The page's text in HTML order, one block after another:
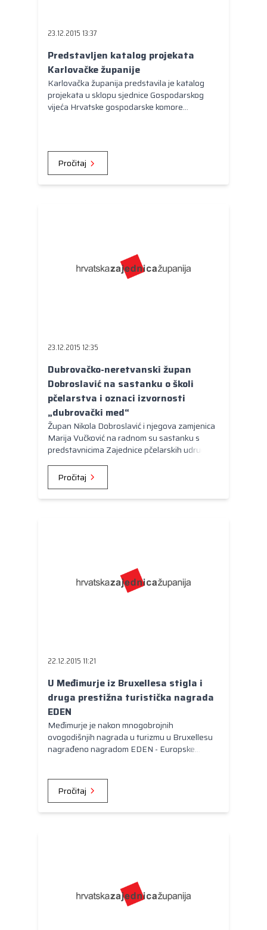
Europski odbor regija
23.12.2015 13:37
Predstavljen katalog projekata
Karlovačke županije
Karlovačka županija predstavila je katalog
projekata u sklopu sjednice Gospodarskog
vijeća Hrvatske gospodarske komore
Pročitaj
23.12.2015 12:35
Dubrovačko-neretvanski župan
Dobroslavić na sastanku o školi
pčelarstva i oznaci izvornosti
„dubrovački med“
Župan Nikola Dobroslavić i njegova zamjenica
Marija Vučković na radnom su sastanku s
predstavnicima Zajednice pčelarskih udruga
o financiranju škole za pčelare.
Pročitaj
22.12.2015 11:21
U Međimurje iz Bruxellesa stigla i
druga prestižna turistička nagrada
EDEN
Međimurje je nakon mnogobrojnih
ovogodišnjih nagrada u turizmu u Bruxellesu
nagrađeno nagradom EDEN - Europske
Pročitaj